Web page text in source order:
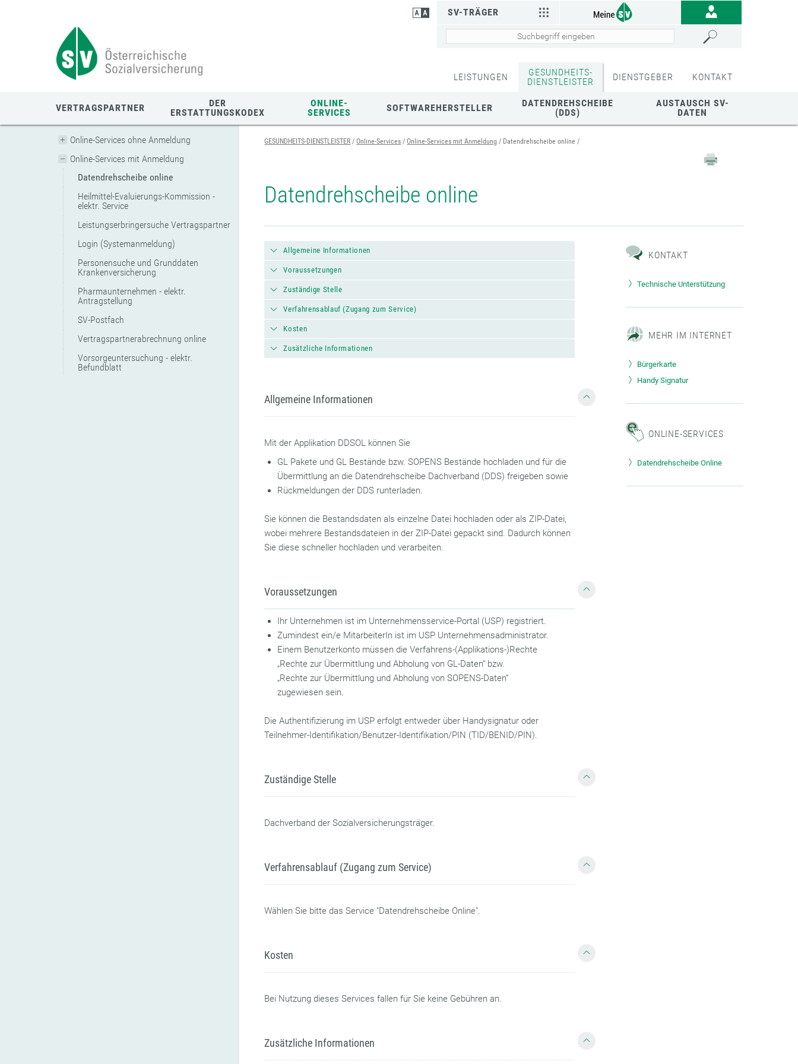
SV-TRÄGER
LEISTUNGEN
GESUNDHEITS-
DIENSTLEISTER
DIENSTGEBER KONTAKT
VERTRAGSPARTNER
DER
ERSTATTUNGSKODEX
ONLINE-
SERVICES
SOFTWAREHERSTELLER
DATENDREHSCHEIBE
(DDS)
AUSTAUSCH SV-
DATEN
Online-Services ohne Anmeldung
Online-Services mit Anmeldung
Datendrehscheibe online
Heilmittel-Evaluierungs-Kommission -
elektr. Service
Leistungserbringersuche Vertragspartner
Login (Systemanmeldung)
Personensuche und Grunddaten
Krankenversicherung
Pharmaunternehmen - elektr.
Antragstellung
SV-Postfach
Vertragspartnerabrechnung online
Vorsorgeuntersuchung - elektr.
Befundblatt
GESUNDHEITS-DIENSTLEISTER Online-Services Online-Services mit Anmeldung Datendrehscheibe online
Datendrehscheibe online
Allgemeine Informationen
Voraussetzungen
Zuständige Stelle
Verfahrensablauf (Zugang zum Service)
Kosten
Zusätzliche Informationen
Allgemeine Informationen
Mit der Applikation DDSOL können Sie
GL Pakete und GL Bestände bzw. SOPENS Bestände hochladen und für die
Übermittlung an die Datendrehscheibe Dachverband (DDS) freigeben sowie
Rückmeldungen der DDS runterladen.
Sie können die Bestandsdaten als einzelne Datei hochladen oder als ZIP-Datei,
wobei mehrere Bestandsdateien in der ZIP-Datei gepackt sind. Dadurch können
Sie diese schneller hochladen und verarbeiten.
Voraussetzungen
Ihr Unternehmen ist im Unternehmensservice-Portal (USP) registriert.
Zumindest ein/e MitarbeiterIn ist im USP Unternehmensadministrator.
Einem Benutzerkonto müssen die Verfahrens-(Applikations-)Rechte
„Rechte zur Übermittlung und Abholung von GL-Daten“ bzw.
„Rechte zur Übermittlung und Abholung von SOPENS-Daten“
zugewiesen sein.
Die Authentifizierung im USP erfolgt entweder über Handysignatur oder
Teilnehmer-Identifikation/Benutzer-Identifikation/PIN (TID/BENID/PIN).
Zuständige Stelle
Dachverband der Sozialversicherungsträger.
Verfahrensablauf (Zugang zum Service)
Wählen Sie bitte das Service "Datendrehscheibe Online".
Kosten
Bei Nutzung dieses Services fallen für Sie keine Gebühren an.
Zusätzliche Informationen
KONTAKT
Technische Unterstützung
MEHR IM INTERNET
Bürgerkarte
Handy Signatur
ONLINE-SERVICES
Datendrehscheibe Online